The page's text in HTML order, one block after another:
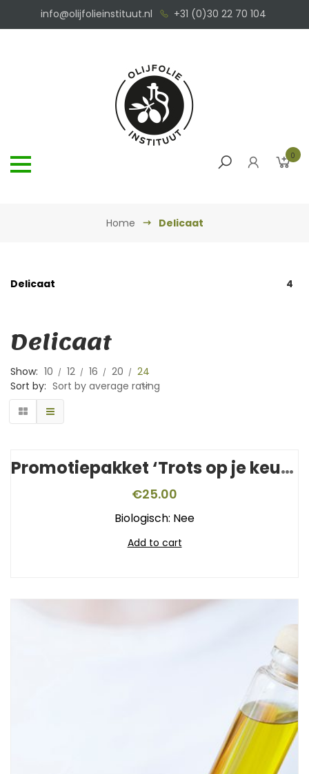
info@olijfolieinstituut.nl +31 (0)30 22 70 104
0
Home Delicaat
Delicaat 4
Delicaat
Show: 10 12 16 20
24
Sort by: Sort by average rating
Promotiepakket ‘Trots op je keurmerk’
€25.00
Biologisch: Nee
Add to cart